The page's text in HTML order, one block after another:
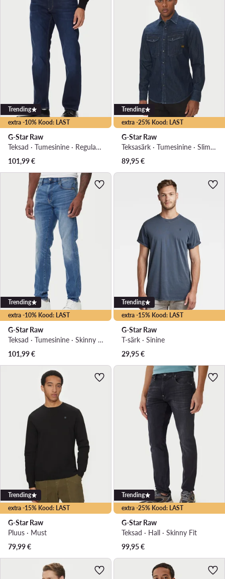
extra -10% Kood: LAST
Trending
G-Star Raw
Teksad · Tumesinine · Regular Fit
101,99€
extra -25% Kood: LAST
Trending
G-Star Raw
Teksasärk · Tumesinine · Slim Fit
89,95€
extra -10% Kood: LAST
Trending
G-Star Raw
Teksad · Tumesinine · Skinny Fit
101,99€
extra -15% Kood: LAST
Trending
G-Star Raw
T-särk · Sinine
29,95€
extra -15% Kood: LAST
Trending
G-Star Raw
Pluus · Must
79,99€
extra -25% Kood: LAST
Trending
G-Star Raw
Teksad · Hall · Skinny Fit
99,95€